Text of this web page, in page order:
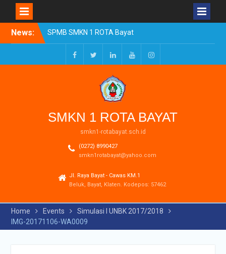
News:
SPMB SMKN 1 ROTA Bayat
Tahun Ajaran 2026/2027
Resmi Dibuka
Pengumuman Kelulusan
Tahun Ajaran 2025-2026
Realisasi Dana BOSP
Reguler Tahap 1 Tahun
FacebookTwitterLinkedInYoutubeInstagram
SMKN 1 ROTA BAYAT
smkn1-rotabayat.sch.id
(0272) 8990427
smkn1rotabayat@yahoo.com
Jl. Raya Bayat - Cawas KM.1
Beluk, Bayat, Klaten. Kodepos: 57462
Home Events
Simulasi I UNBK 2017/2018
IMG-20171106-WA0009